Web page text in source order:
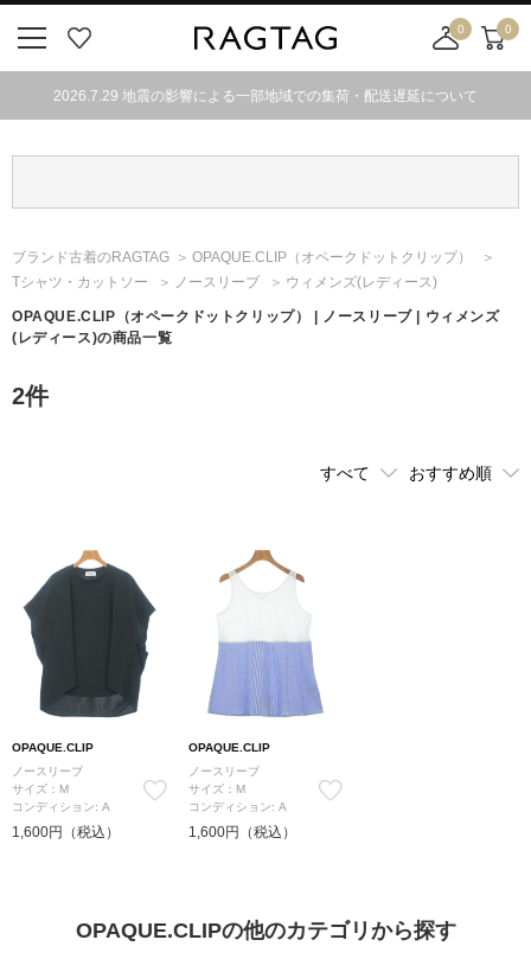
気
0
舗
カ
ト
0
2026.7.29 地震の影響による一部地域での集荷・配送遅延について
ブランド古着のRAGTAG OPAQUE.CLIP （オペークドットクリップ）
Tシャツ・カットソー
ノースリーブ ウィメンズ(レディース)
OPAQUE.CLIP （オペークドットクリップ）
| ノースリーブ | ウィメンズ
(レディース)の商品一覧
2件
OPAQUE.CLIP
ノースリーブ
サイズ：M
コンディション: A
1,600円（税込）
OPAQUE.CLIP
ノースリーブ
サイズ：M
コンディション: A
1,600円（税込）
OPAQUE.CLIPの他のカテゴリから探す